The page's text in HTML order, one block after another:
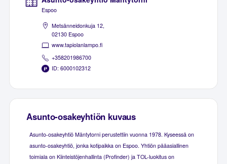
Espoo
Metsänneidonkuja 12,
02130 Espoo
www.tapiolanlampo.fi
+358201986700
ID: 6000102312
Asunto-osakeyhtiön kuvaus
Asunto-osakeyhtiö Mäntytorni perustettiin vuonna 1978. Kyseessä on
asunto-osakeyhtiö, jonka kotipaikka on Espoo. Yhtiön pääasiallinen
toimiala on Kiinteistöjenhallinta (Profinder) ja TOL-luokitus on